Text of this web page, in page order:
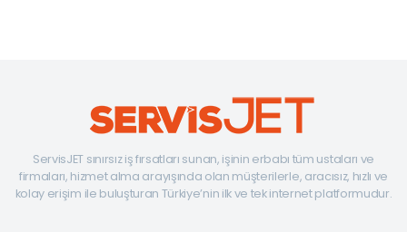
ServisJET sınırsız iş fırsatları sunan, işinin erbabı tüm ustaları ve
firmaları, hizmet alma arayışında olan müşterilerle, aracısız, hızlı ve
kolay erişim ile buluşturan Türkiye’nin ilk ve tek internet platformudur.